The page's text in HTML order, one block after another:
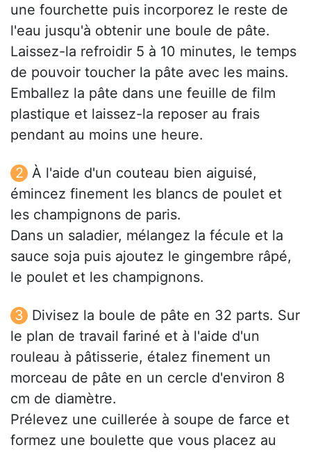
une fourchette puis incorporez le reste de
l'eau jusqu'à obtenir une boule de pâte.
Laissez-la refroidir 5 à 10 minutes, le temps
de pouvoir toucher la pâte avec les mains.
Emballez la pâte dans une feuille de film
plastique et laissez-la reposer au frais
pendant au moins une heure.
À l'aide d'un couteau bien aiguisé,
émincez finement les blancs de poulet et
les champignons de paris.
Dans un saladier, mélangez la fécule et la
sauce soja puis ajoutez le gingembre râpé,
le poulet et les champignons.
Divisez la boule de pâte en 32 parts. Sur
le plan de travail fariné et à l'aide d'un
rouleau à pâtisserie, étalez finement un
morceau de pâte en un cercle d'environ 8
cm de diamètre.
Prélevez une cuillerée à soupe de farce et
formez une boulette que vous placez au